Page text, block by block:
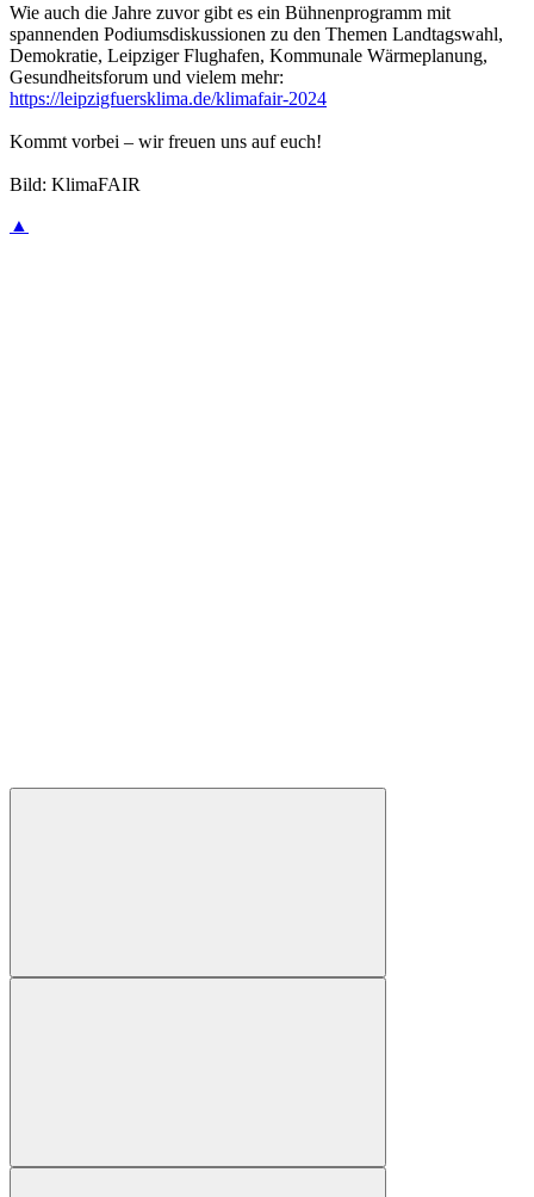
Wie auch die Jahre zuvor gibt es ein Bühnenprogramm mit
spannenden Podiumsdiskussionen zu den Themen Landtagswahl,
Demokratie, Leipziger Flughafen, Kommunale Wärmeplanung,
Gesundheitsforum und vielem mehr:
https://leipzigfuersklima.de/klimafair-2024
Kommt vorbei – wir freuen uns auf euch!
Bild: KlimaFAIR
▲